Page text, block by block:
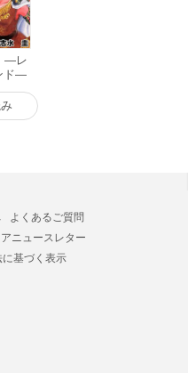
―レ
ド―
よくあるご質問
ニュースレター
基づく表示